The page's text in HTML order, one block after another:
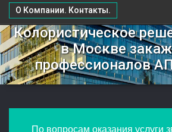
О Компании. Контакты.
Колористическое
в Москве
профессионалов
По вопросам оказания услуги